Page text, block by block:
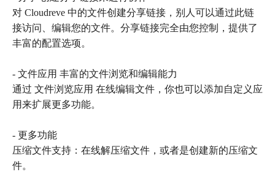
对 Cloudreve 中的文件创建分享链接，别人可以通过此链
接访问、编辑您的文件。分享链接完全由您控制，提供了
丰富的配置选项。
- 文件应用 丰富的文件浏览和编辑能力
通过 文件浏览应用 在线编辑文件，你也可以添加自定义应
用来扩展更多功能。
- 更多功能
压缩文件支持：在线解压缩文件，或者是创建新的压缩文
件。